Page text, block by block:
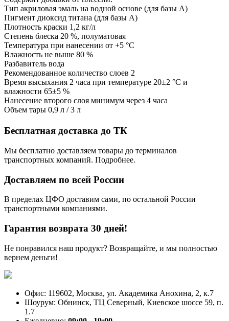
Тип акриловая эмаль на водной основе (для базы А)
Пигмент диоксид титана (для базы А)
Плотность краски 1,2 кг/л
Степень блеска 20 %, полуматовая
Температура при нанесении от +5 °С
Влажность не выше 80 %
Разбавитель вода
Рекомендованное количество слоев 2
Время высыхания 2 часа при температуре 20±2 °С и
влажности 65±5 %
Нанесение второго слоя минимум через 4 часа
Объем тары 0,9 л / 3 л
Бесплатная доставка до ТК
Мы бесплатно доставляем товары до терминалов
транспортных компаний. Подробнее.
Доставляем по всей России
В пределах ЦФО доставим сами, по остальной России
транспортными компаниями.
Гарантия возврата 30 дней!
Не понравился наш продукт? Возвращайте, и мы полностью
вернем деньги!
Офис: 119602, Москва, ул. Академика Анохина, 2, к.7
Шоурум: Обнинск, ТЦ Северный, Киевское шоссе 59, п.
1.7